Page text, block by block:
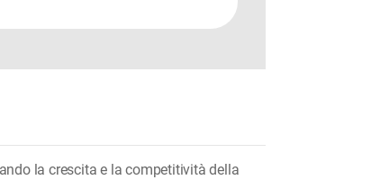
la crescita e la competitività della